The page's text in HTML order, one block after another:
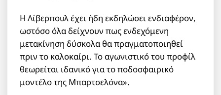
Η Λίβερπουλ έχει ήδη εκδηλώσει ενδιαφέρον,
ωστόσο όλα δείχνουν πως ενδεχόμενη
μετακίνηση δύσκολα θα πραγματοποιηθεί
πριν το καλοκαίρι. Το αγωνιστικό του προφίλ
θεωρείται ιδανικό για το ποδοσφαιρικό
μοντέλο της Μπαρτσελόνα».